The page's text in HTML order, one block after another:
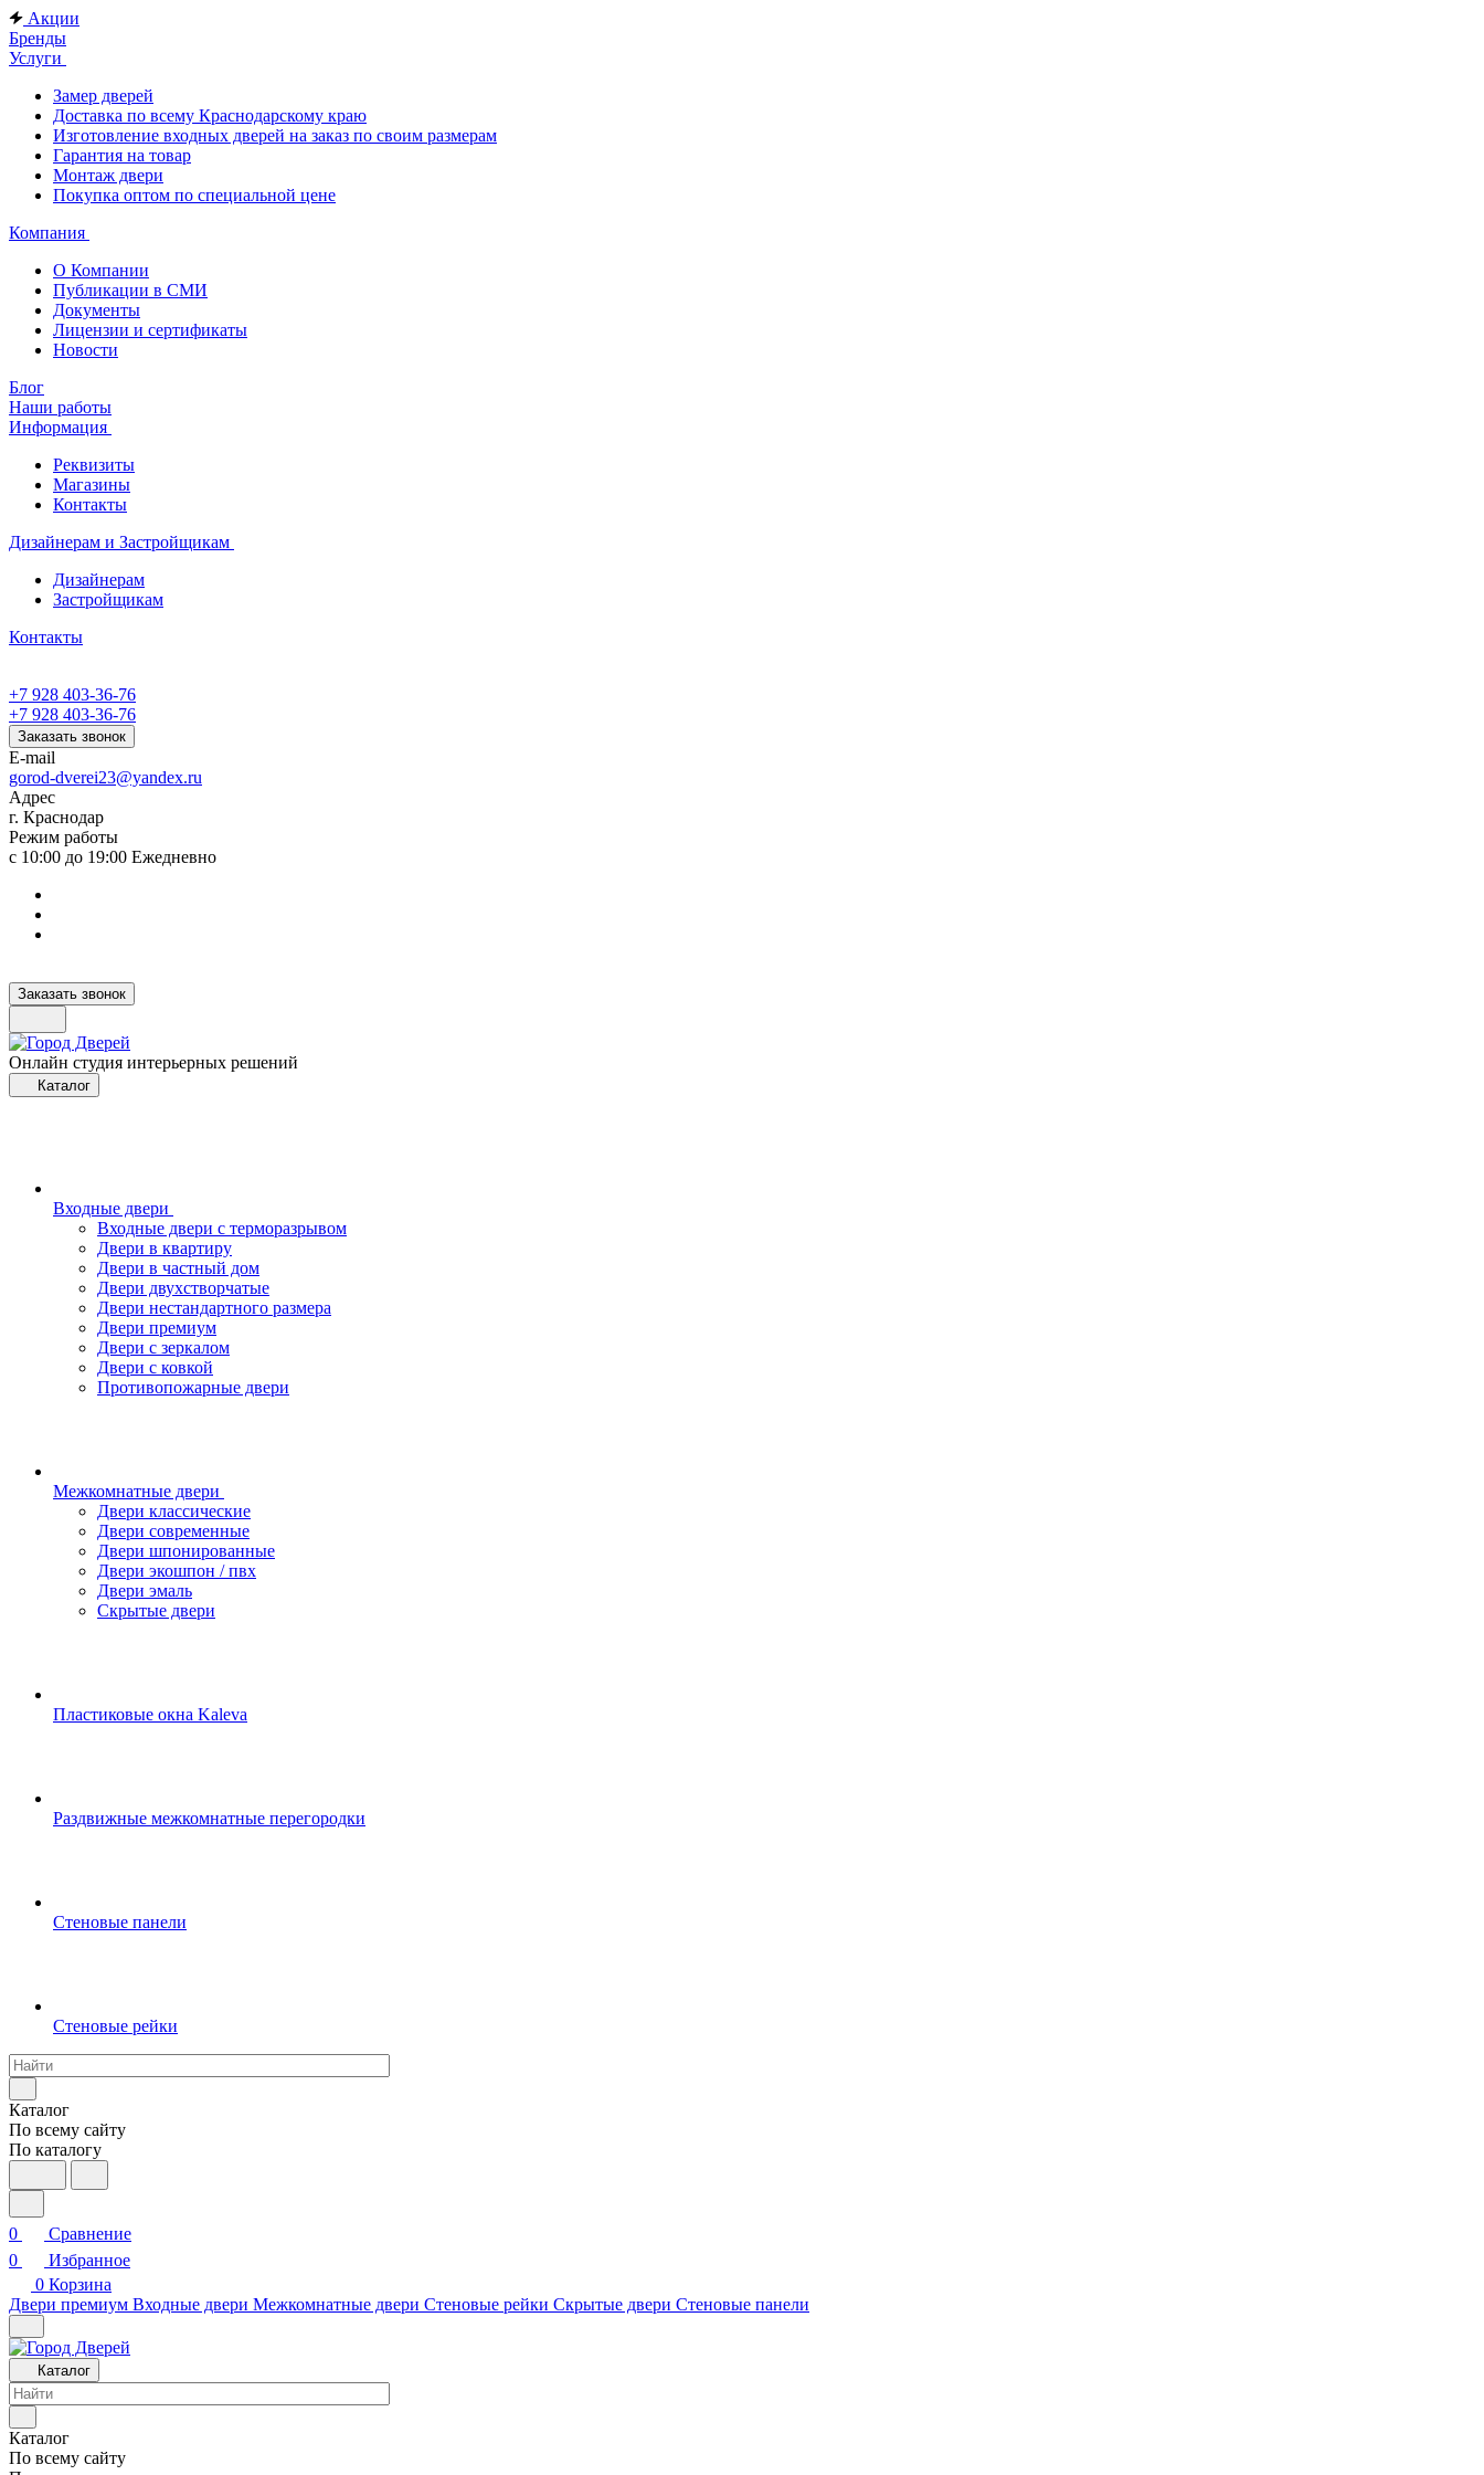
Акции
Бренды
Услуги
Замер дверей
Доставка по всему Краснодарскому краю
Изготовление входных дверей на заказ по своим размерам
Гарантия на товар
Монтаж двери
Покупка оптом по специальной цене
Компания
О Компании
Публикации в СМИ
Документы
Лицензии и сертификаты
Новости
Блог
Наши работы
Информация
Реквизиты
Магазины
Контакты
Дизайнерам и Застройщикам
Дизайнерам
Застройщикам
Контакты
+7 928 403-36-76
+7 928 403-36-76
Заказать звонок
E-mail
gorod-dverei23@yandex.ru
Адрес
г. Краснодар
Режим работы
с 10:00 до 19:00 Ежедневно
Заказать звонок
Онлайн студия интерьерных решений
Каталог
Входные двери
Входные двери с терморазрывом
Двери в квартиру
Двери в частный дом
Двери двухстворчатые
Двери нестандартного размера
Двери премиум
Двери с зеркалом
Двери с ковкой
Противопожарные двери
Межкомнатные двери
Двери классические
Двери современные
Двери шпонированные
Двери экошпон / пвх
Двери эмаль
Скрытые двери
Пластиковые окна Kaleva
Раздвижные межкомнатные перегородки
Стеновые панели
Стеновые рейки
Каталог
По всему сайту
По каталогу
0
Сравнение
0
Избранное
0 Корзина
Двери премиум Входные двери Межкомнатные двери Стеновые рейки Скрытые двери Стеновые панели
Каталог
Каталог
По всему сайту